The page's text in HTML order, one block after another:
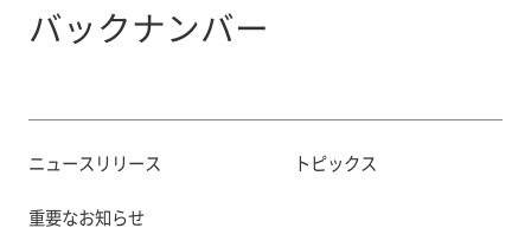
バックナンバー
ニュースリリース トピックス
重要なお知らせ